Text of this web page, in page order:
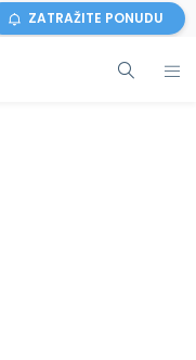
ZATRAŽITE PONUDU